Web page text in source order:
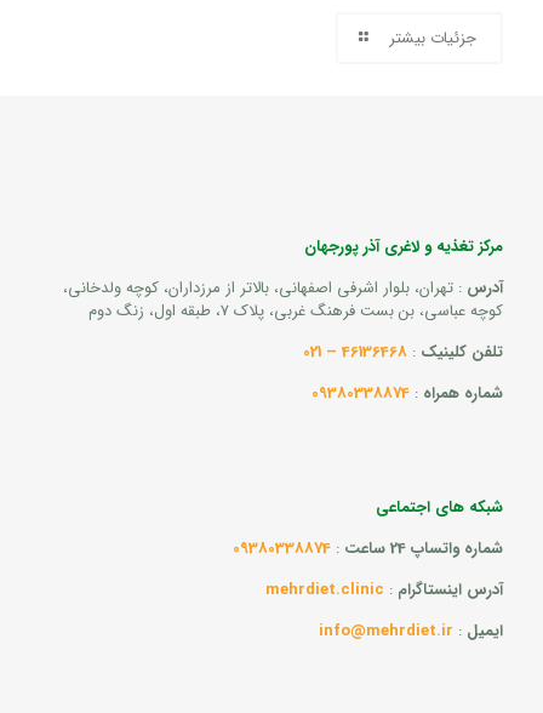
جزئیات بیشتر
مرکز تغذیه و لاغری آذر پورجهان
آدرس : تهران، بلوار اشرفی اصفهانی، بالاتر از مرزداران، کوچه ولدخانی،
کوچه عباسی، بن بست فرهنگ غربی، پلاک 7، طبقه اول، زنگ دوم
تلفن کلینیک :
46136468 – 021
شماره همراه :
09380338874
شبکه های اجتماعی
شماره واتساپ 24 ساعت
:
09380338874
آدرس اینستاگرام :
mehrdiet.clinic
ایمیل :
info@mehrdiet.ir